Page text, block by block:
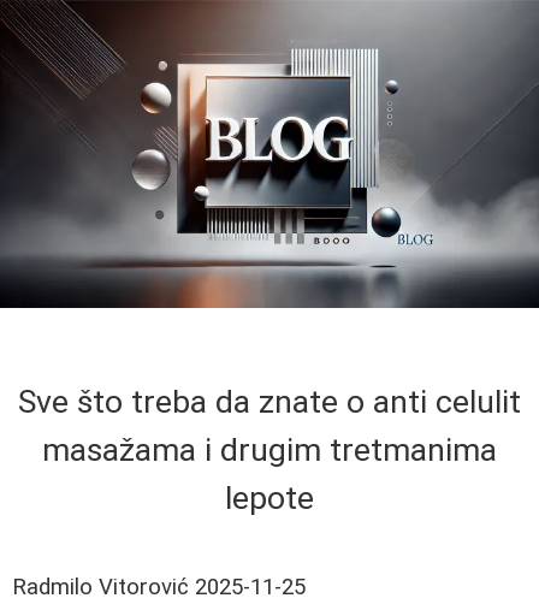
Sve što treba da znate o anti celulit
masažama i drugim tretmanima
lepote
Radmilo Vitorović 2025-11-25